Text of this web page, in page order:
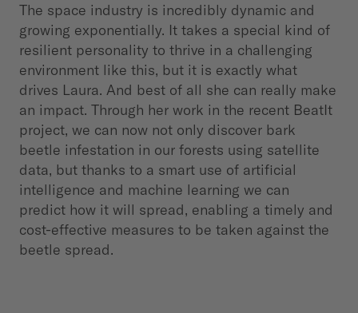
The space industry is incredibly dynamic and
growing exponentially. It takes a special kind of
resilient personality to thrive in a challenging
environment like this, but it is exactly what
drives Laura. And best of all she can really make
an impact. Through her work in the recent BeatIt
project, we can now not only discover bark
beetle infestation in our forests using satellite
data, but thanks to a smart use of artificial
intelligence and machine learning we can
predict how it will spread, enabling a timely and
cost-effective measures to be taken against the
beetle spread.